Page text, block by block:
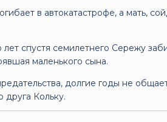
в автокатастрофе, а мать,
спустя семилетнего Сережу
маленького сына.
долгие годы не
друга Кольку.